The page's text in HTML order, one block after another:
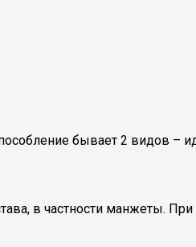
бывает 2 видов –
в частности манжеты.